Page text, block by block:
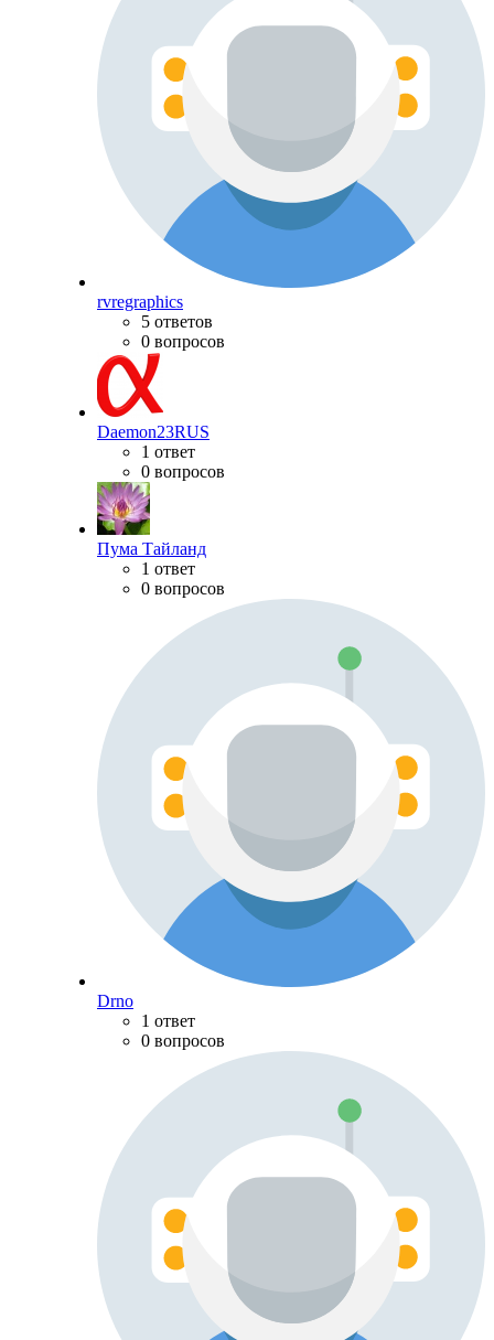
rvregraphics
5 ответов
0 вопросов
Daemon23RUS
1 ответ
0 вопросов
Пума Тайланд
1 ответ
0 вопросов
Drno
1 ответ
0 вопросов